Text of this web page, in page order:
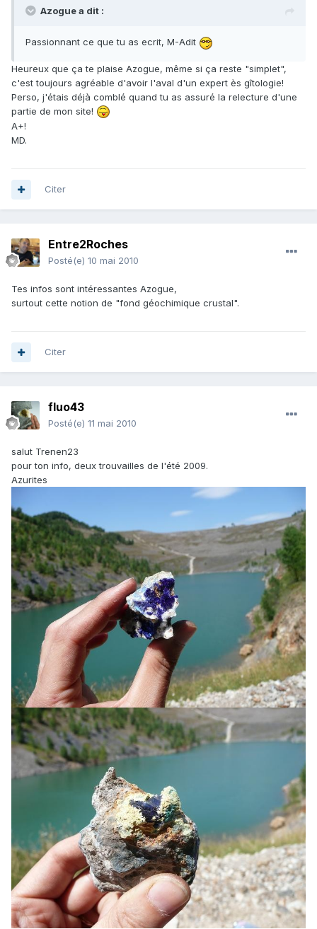
Azogue a dit :
Passionnant ce que tu as ecrit, M-Adit
Heureux que ça te plaise Azogue, même si ça reste "simplet",
c'est toujours agréable d'avoir l'aval d'un expert ès gîtologie!
Perso, j'étais déjà comblé quand tu as assuré la relecture d'une
partie de mon site!
A+!
MD.
Citer
Entre2Roches
Posté(e) 10 mai 2010
Tes infos sont intéressantes Azogue,
surtout cette notion de "fond géochimique crustal".
Citer
fluo43
Posté(e) 11 mai 2010
salut Trenen23
pour ton info, deux trouvailles de l'été 2009.
Azurites